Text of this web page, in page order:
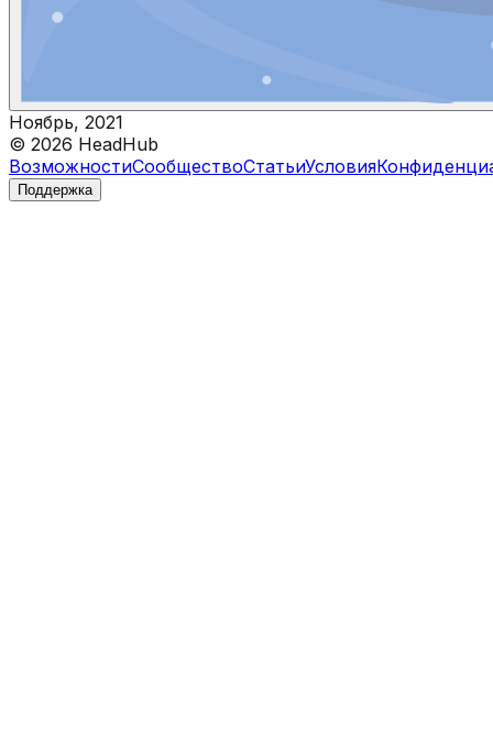
Ноябрь, 2021
© 2026 HeadHub
ВозможностиСообществоСтатьиУсловия
Поддержка